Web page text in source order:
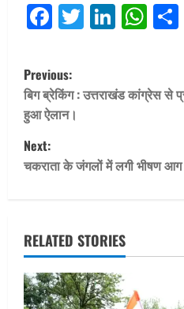
Facebook
Twitter
P
o
s
t
a
v
i
Previous:
बिग ब्रेकिंग : उत्तराखंड कांग्रेस से
हुआ ऐलान।
Next:
चकराता के जंगलों में लगी भीषण आग
RELATED STORIES